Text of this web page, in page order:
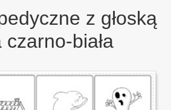
z głoską
biała